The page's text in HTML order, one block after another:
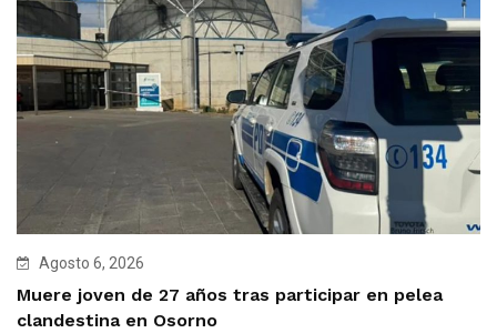
Agosto 6, 2026
Muere joven de 27 años tras participar en pelea
clandestina en Osorno